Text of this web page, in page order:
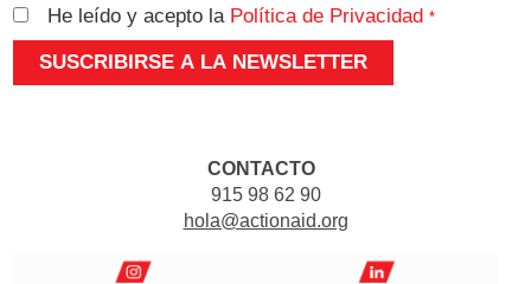
He leído y acepto la Política de Privacidad *
CONTACTO
915 98 62 90
hola@actionaid.org